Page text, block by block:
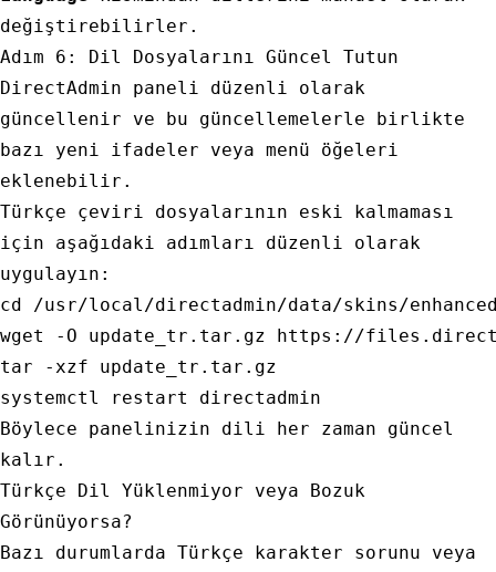
değiştirebilirler.
Adım 6: Dil Dosyalarını Güncel Tutun
DirectAdmin paneli düzenli olarak
güncellenir ve bu güncellemelerle birlikte
bazı yeni ifadeler veya menü öğeleri
eklenebilir.
Türkçe çeviri dosyalarının eski kalmaması
için aşağıdaki adımları düzenli olarak
uygulayın:
cd /usr/local/directadmin/data/skins/
wget -O update_tr.tar.gz https://
tar -xzf update_tr.tar.gz
Böylece panelinizin dili her zaman güncel
kalır.
Türkçe Dil Yüklenmiyor veya Bozuk
Görünüyorsa?
Bazı durumlarda Türkçe karakter sorunu veya